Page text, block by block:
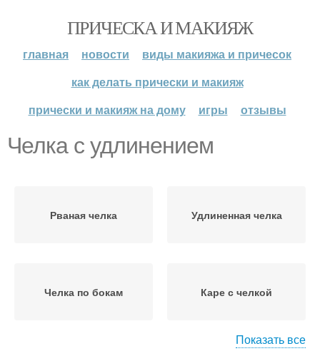
ПРИЧЕСКА И МАКИЯЖ
главная новости
виды макияжа и причесок
как делать прически и макияж
прически и макияж на дому
игры отзывы
Челка с удлинением
Рваная челка Удлиненная челка
Челка по бокам Каре с челкой
Показать все